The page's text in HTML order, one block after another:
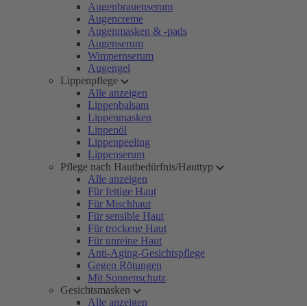
Augenbrauenserum
Augencreme
Augenmasken & -pads
Augenserum
Wimpernserum
Augengel
Lippenpflege
Alle anzeigen
Lippenbalsam
Lippenmasken
Lippenöl
Lippenpeeling
Lippenserum
Pflege nach Hautbedürfnis/Hauttyp
Alle anzeigen
Für fettige Haut
Für Mischhaut
Für sensible Haut
Für trockene Haut
Für unreine Haut
Anti-Aging-Gesichtspflege
Gegen Rötungen
Mit Sonnenschutz
Gesichtsmasken
Alle anzeigen